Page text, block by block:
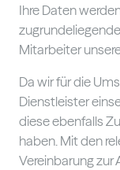
Ihre Daten
Mitarbeiter
Da wir für die
Dienstleister
diese ebenfalls
haben. Mit den
Vereinbarung zur